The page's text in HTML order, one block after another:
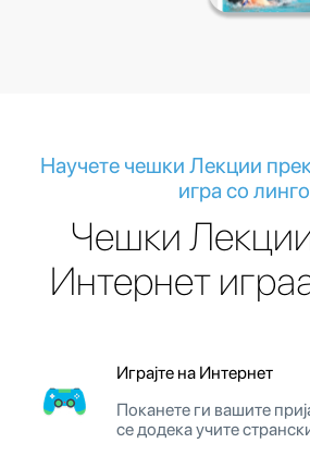
Научете чешки Лекции
игра со линго
Чешки
Интернет
Играјте на Интернет
Поканете ги вашите
се додека учите